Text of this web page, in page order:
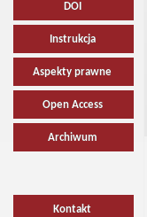
DOI
Instrukcja
Aspekty prawne
Open Access
Archiwum
Kontakt